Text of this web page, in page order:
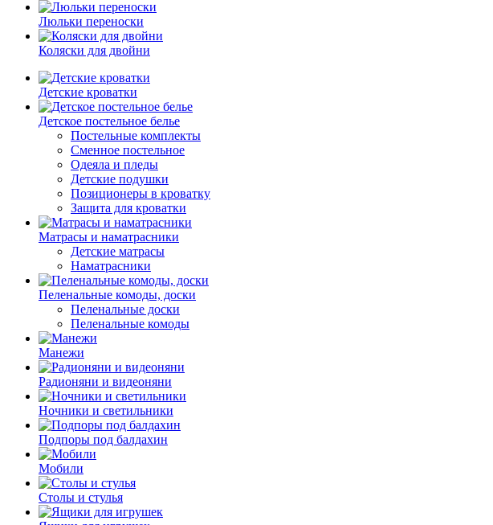
Люльки переноски
Коляски для двойни
Детские кроватки
Детское постельное белье
Постельные комплекты
Сменное постельное
Одеяла и пледы
Детские подушки
Позиционеры в кроватку
Защита для кроватки
Матрасы и наматрасники
Детские матрасы
Наматрасники
Пеленальные комоды, доски
Пеленальные доски
Пеленальные комоды
Манежи
Радионяни и видеоняни
Ночники и светильники
Подпоры под балдахин
Мобили
Столы и стулья